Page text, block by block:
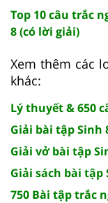
Top 10 câu trắc
8 (có lời giải)
Xem thêm các
khác:
Lý thuyết & 650
Giải bài tập Sinh
Giải vở bài tập
Giải sách bài tập
750 Bài tập trắc